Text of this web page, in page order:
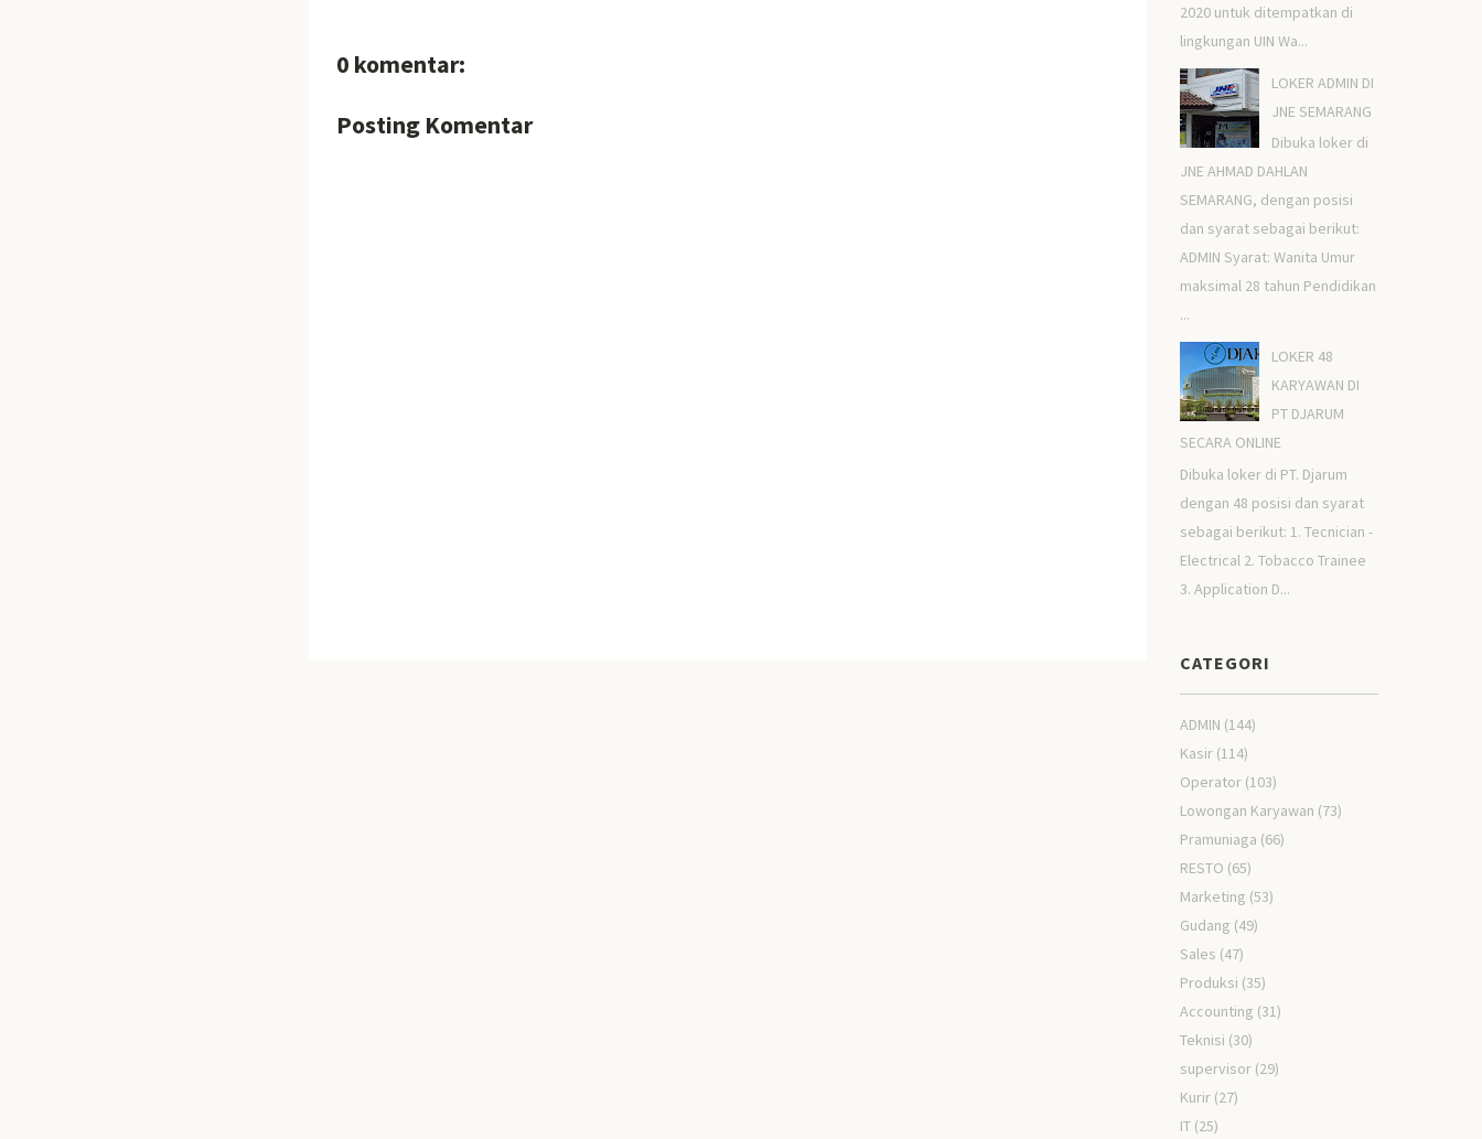
0 komentar:
Posting Komentar
2020 untuk ditempatkan di
lingkungan UIN Wa...
LOKER ADMIN DI
JNE SEMARANG
Dibuka loker di
JNE AHMAD DAHLAN
SEMARANG, dengan posisi
dan syarat sebagai berikut:
ADMIN Syarat: Wanita Umur
maksimal 28 tahun Pendidikan
...
LOKER 48
KARYAWAN DI
PT DJARUM
SECARA ONLINE
Dibuka loker di PT. Djarum
dengan 48 posisi dan syarat
sebagai berikut: 1. Tecnician -
Electrical 2. Tobacco Trainee
3. Application D...
CATEGORI
ADMIN (144)
Kasir (114)
Operator (103)
Lowongan Karyawan (73)
Pramuniaga (66)
RESTO (65)
Marketing (53)
Gudang (49)
Sales (47)
Produksi (35)
Accounting (31)
Teknisi (30)
supervisor (29)
Kurir (27)
IT (25)